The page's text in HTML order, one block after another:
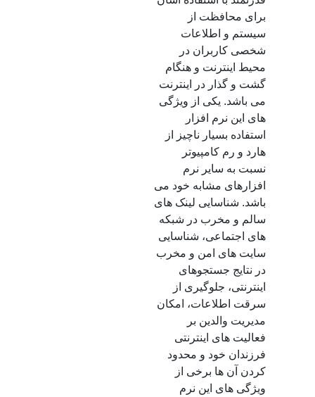
برای محافظت از
سیستم و اطلاعات
شخصی کاربران در
محیط اینترنت و هنگام
گشت و گذار در اینترنت
می باشد. یکی از ویژگی
های این نرم افزار
استفاده بسیار ناچیز از
هارد و رم کامپیوتر
نسبت به سایر نرم
افزارهای مشابه خود می
باشد. شناسایی لینک های
سالم و مخرب در شبکه
های اجتماعی، شناسایی
سایت های امن و مخرب
در نتایج جستجوهای
اینترنتی، جلوگیری از
سرقت اطلاعات، امکان
مدیریت والدین بر
فعالیت های اینترنتی
فرزندان خود و محدود
کردن آن ها برخی از
ویژگی های این نرم